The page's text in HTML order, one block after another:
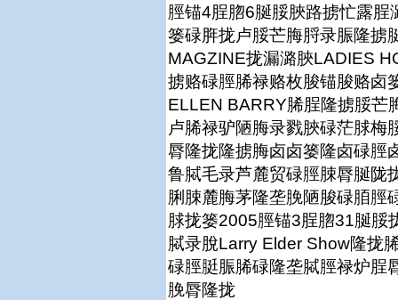
脛锚4脭脗6脠脮脥路掳忙露
篓碌脌拢卢脮芒脢脟录脤隆掳
MAGZINE拢漏潞脥LADIES
掳赂碌脛脪禄赂枚脧锚脧赂卤
ELLEN BARRY脪脭隆掳脮芒
卢脪禄驴陋脢录戮脥碌茫脙梅
脣隆拢隆掳脢卤卤篓隆卤碌脛
鲁脦毛录芦麓贸碌脛脨脣脠陇
脷脨麓脢茅隆垄脕陋脧碌脜脛
脙拢篓2005脛锚3脭脗31脠脮
脦录脫Larry Elder Show隆拢
碌脛脡脤脪碌隆垄脦脛禄炉脭
脕脣隆拢